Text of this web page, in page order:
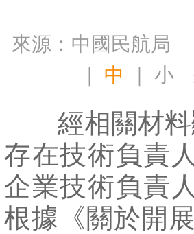
來源：中國民航局
｜ 中 ｜小
經相關材料
存在技術負責
企業技術負責
根據《關於開